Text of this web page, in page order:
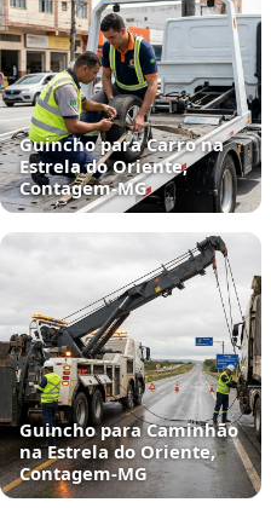
Guincho para Carro na
Estrela do Oriente,
Contagem‑MG
Guincho para Caminhão
na Estrela do Oriente,
Contagem‑MG